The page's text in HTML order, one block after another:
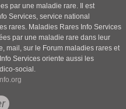
par une maladie rare. Il est
Services, service national
rares. Maladies Rares Info Services
par une maladie rare dans leur
mail, sur le Forum maladies rares et
Services oriente aussi les
social.